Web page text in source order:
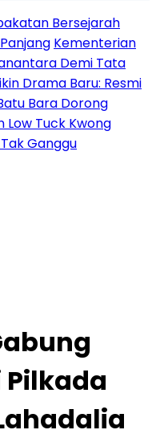
Bersejarah
Kementerian
Demi Tata
Drama Baru: Resmi
Bara Dorong
Low Tuck Kwong
Ganggu
Pilkada